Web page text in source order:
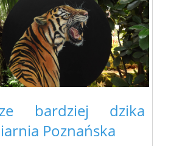
bardziej dzika
Poznańska